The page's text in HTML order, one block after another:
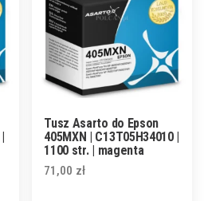
Tusz Asarto do Epson
405MXN | C13T05H34010 |
1100 str. | magenta
71,00 zł